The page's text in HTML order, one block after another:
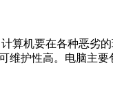
算机要在各种恶劣
护性高。电脑主